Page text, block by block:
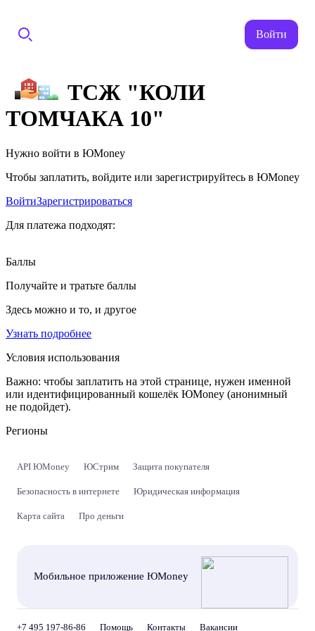
Войти
ТСЖ "КОЛИ
ТОМЧАКА 10"
Нужно войти в ЮMoney
Чтобы заплатить, войдите или зарегистрируйтесь в ЮMoney
ВойтиЗарегистрироваться
Для платежа подходят:
Баллы
Получайте и тратьте баллы
Здесь можно и то, и другое
Узнать подробнее
Условия использования
Важно: чтобы заплатить на этой странице, нужен именной
или идентифицированный кошелёк ЮMoney (анонимный
не подойдет).
Регионы
API ЮMoney ЮСтрим Защита покупателя
Безопасность в интернете Юридическая информация
Карта сайта Про деньги
Мобильное приложение ЮMoney
+7 495 197-86-86 Помощь Контакты Вакансии